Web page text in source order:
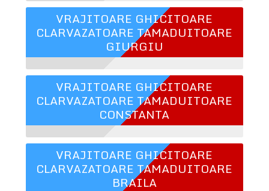
VRAJITOARE GHICITOARE
CLARVAZATOARE TAMADUITOARE
GIURGIU
VRAJITOARE GHICITOARE
CLARVAZATOARE TAMADUITOARE
CONSTANTA
VRAJITOARE GHICITOARE
CLARVAZATOARE TAMADUITOARE
BRAILA